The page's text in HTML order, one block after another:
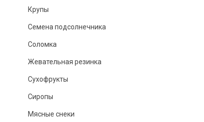
Крупы
Семена подсолнечника
Соломка
Жевательная резинка
Сухофрукты
Сиропы
Мясные снеки